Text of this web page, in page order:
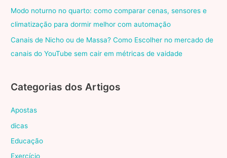
Modo noturno no quarto: como comparar cenas, sensores e
climatização para dormir melhor com automação
Canais de Nicho ou de Massa? Como Escolher no mercado de
canais do YouTube sem cair em métricas de vaidade
Categorias dos Artigos
Apostas
dicas
Educação
Exercício